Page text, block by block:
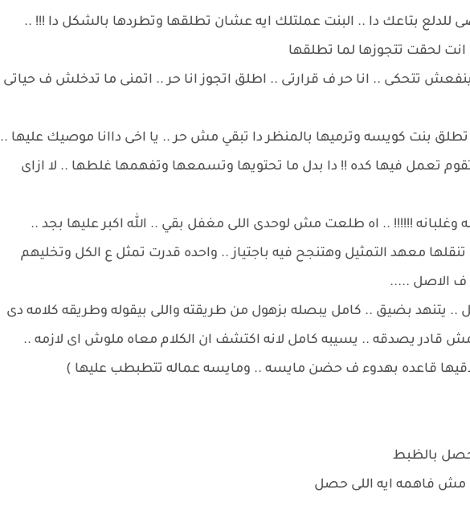
للدلع بتاعك دا .. البنت عملتلك ايه عشان تطلقها وتطردها بالشكل دا !!! ..
لحقت تتجوزها لما تطلقها
تتحكى .. انا حر ف قرارتى .. اطلق اتجوز انا حر .. اتمنى ما تدخلش ف حياتى
بنت كويسه وترميها بالمنظر دا تبقي مش حر .. يا اخى داانا موصيك عليها ..
تعمل فيها كده !! دا بدل ما تحتويها وتسمعها وتفهمها غلطها .. لا ازاى
!!!!!! .. اه طلعت مش لوحدى اللى مغفل بقي .. الله اكبر عليها بجد ..
تنقلها معهد التمثيل وهتنجح فيه باجتياز .. واحده قدرت تمثل ع الكل وتخليهم
ف الاصل .....
يتنهد بضيق .. كامل يبصله بزهول من طريقته واللى بيقوله وطريقه كلامه دى
قادر يصدقه .. يسيبه كامل لانه اكتشف ان الكلام معاه ملوش اى لازمه ..
قاعده بهدوء ف حضن مايسه .. ومايسه عماله تتطبطب عليها )
حصل بالظبط
مش فاهمه ايه اللى حصل